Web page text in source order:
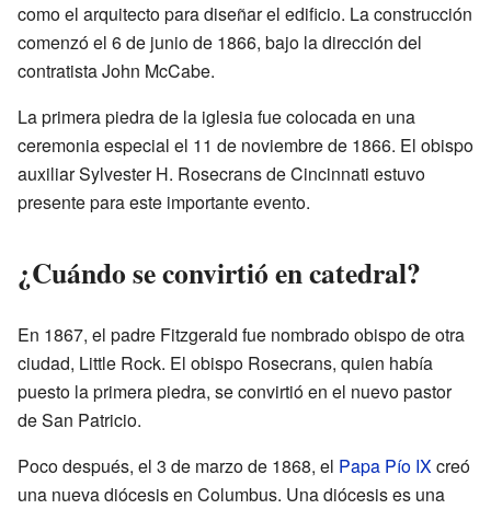
como el arquitecto para diseñar el edificio. La construcción
comenzó el 6 de junio de 1866, bajo la dirección del
contratista John McCabe.
La primera piedra de la iglesia fue colocada en una
ceremonia especial el 11 de noviembre de 1866. El obispo
auxiliar Sylvester H. Rosecrans de Cincinnati estuvo
presente para este importante evento.
¿Cuándo se convirtió en catedral?
En 1867, el padre Fitzgerald fue nombrado obispo de otra
ciudad, Little Rock. El obispo Rosecrans, quien había
puesto la primera piedra, se convirtió en el nuevo pastor
de San Patricio.
Poco después, el 3 de marzo de 1868, el Papa Pío IXcreó
una nueva diócesis en Columbus. Una diócesis es una